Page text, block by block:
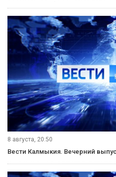
8 августа, 20:50
Вести Калмыкия. Вечерний